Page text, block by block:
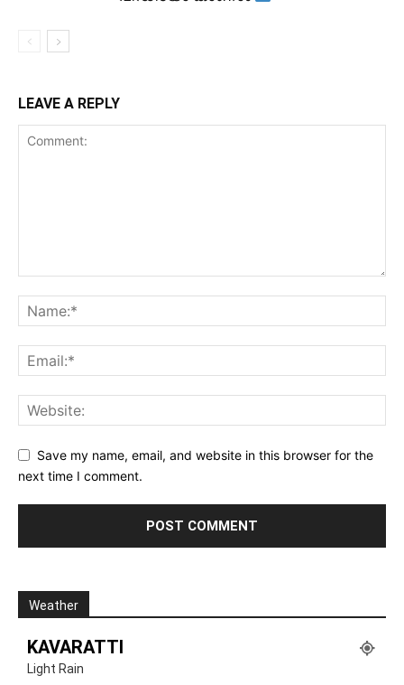
LEAVE A REPLY
Save my name, email, and website in this browser for the
next time I comment.
Weather
KAVARATTI
Light Rain